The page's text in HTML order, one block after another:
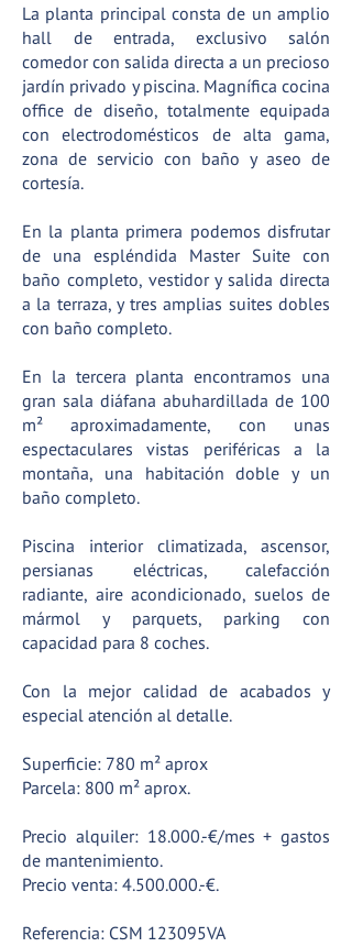
La planta principal consta de un amplio
hall de entrada, exclusivo salón
comedor con salida directa a un precioso
jardín privado y piscina. Magnífica cocina
office de diseño, totalmente equipada
con electrodomésticos de alta gama,
zona de servicio con baño y aseo de
cortesía.
En la planta primera podemos disfrutar
de una espléndida Master Suite con
baño completo, vestidor y salida directa
a la terraza, y tres amplias suites dobles
con baño completo.
En la tercera planta encontramos una
gran sala diáfana abuhardillada de 100
m² aproximadamente, con unas
espectaculares vistas periféricas a la
montaña, una habitación doble y un
baño completo.
Piscina interior climatizada, ascensor,
persianas eléctricas, calefacción
radiante, aire acondicionado, suelos de
mármol y parquets, parking con
capacidad para 8 coches.
Con la mejor calidad de acabados y
especial atención al detalle.
Superficie: 780 m² aprox
Parcela: 800 m² aprox.
Precio alquiler: 18.000.-€/mes + gastos
de mantenimiento.
Precio venta: 4.500.000.-€.
Referencia: CSM 123095VA